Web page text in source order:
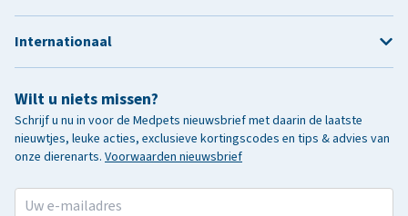
Wilt u niets missen?
Schrijf u nu in voor de Medpets nieuwsbrief met daarin de laatste
nieuwtjes, leuke acties, exclusieve kortingscodes en tips & advies van
onze dierenarts. Voorwaarden nieuwsbrief
Internationaal